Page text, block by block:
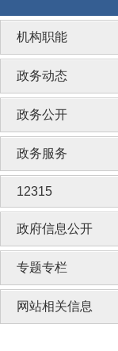
权局）
机构职能
政务动态
政务公开
政务服务
12315
政府信息公开
专题专栏
网站相关信息